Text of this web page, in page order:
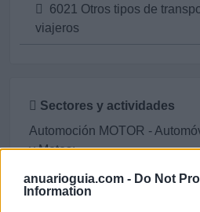
anuarioguia.com - Do Not
Information
6021 Otros tipos de
viajeros
Sectores y actividades
Automoción MOTOR -
y Motos:
Alquiler de coches con
Chófer Privado